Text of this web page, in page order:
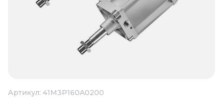
Артикул: 41M3P160A0200